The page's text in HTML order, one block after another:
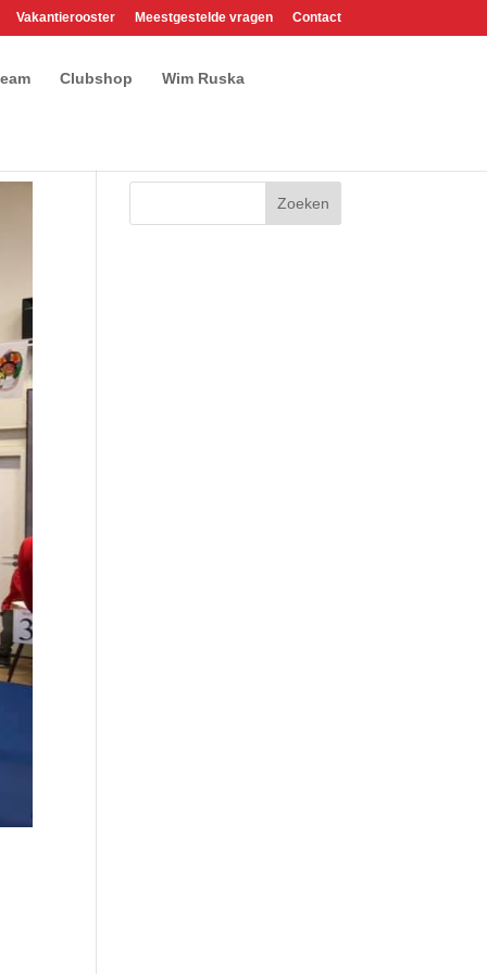
Vakantierooster Meestgestelde vragen Contact
Clubshop Wim Ruska